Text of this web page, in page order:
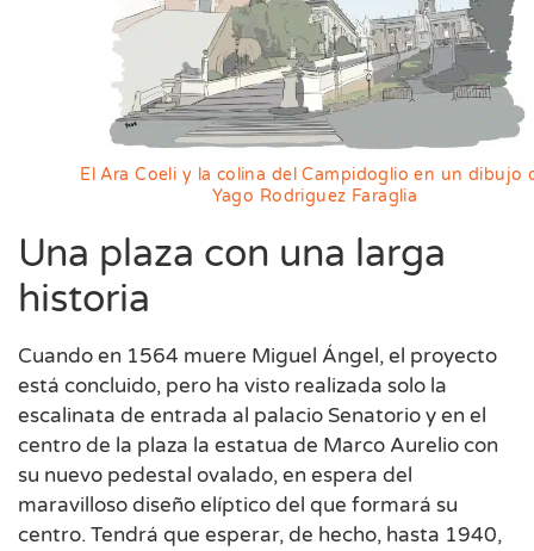
El Ara Coeli y la colina del Campidoglio en un dibujo
Yago Rodriguez Faraglia
Una plaza con una larga
historia
Cuando en 1564 muere Miguel Ángel, el proyecto
está concluido, pero ha visto realizada solo la
escalinata de entrada al palacio Senatorio y en el
centro de la plaza la estatua de Marco Aurelio con
su nuevo pedestal ovalado, en espera del
maravilloso diseño elíptico del que formará su
centro. Tendrá que esperar, de hecho, hasta 1940,